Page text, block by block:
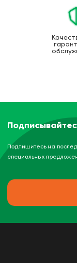
Подпишитесь на
специальных